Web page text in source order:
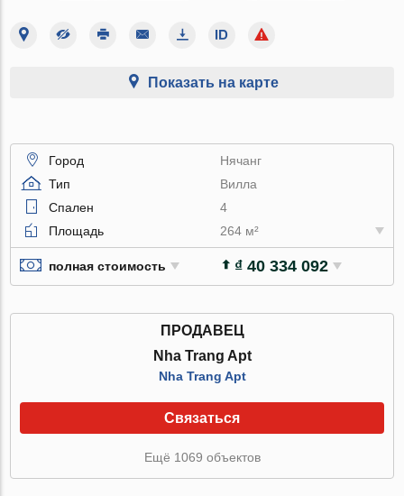
Показать на карте
Город
Нячанг
Тип
Вилла
Спален
4
Площадь
264 м²
полная стоимость ₫ 40 334 092
ПРОДАВЕЦ
Nha Trang Apt
Nha Trang Apt
Связаться
Ещё 1069 объектов